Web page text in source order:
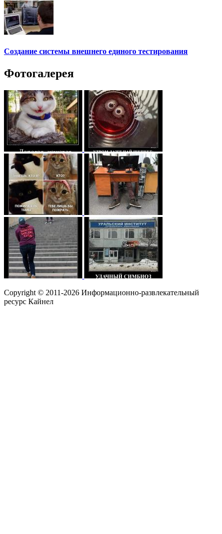
Создание системы внешнего единого тестирования
Фотогалерея
Copyright © 2011-2026 Информационно-развлекательный
ресурс Кайнел